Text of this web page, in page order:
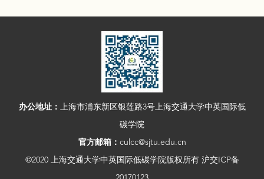
办公地址： 上海市浦东新区银莲路3号上海交通大学中英国际低
碳学院
官方邮箱： culcc@sjtu.edu.cn
©2020 上海交通大学中英国际低碳学院版权所有 沪交ICP备